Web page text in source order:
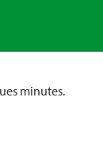
minutes.